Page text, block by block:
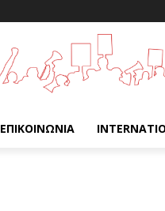
ΕΠΙΚΟΙΝΩΝΊΑ